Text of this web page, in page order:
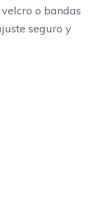
o bandas
seguro y